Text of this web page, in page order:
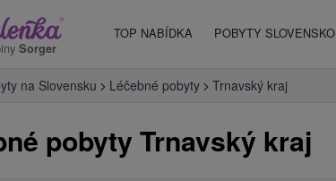
Sorger
TOP NABÍDKA POBYTY SLOVENSKO
na Slovensku Léčebné pobyty Trnavský kraj
pobyty Trnavský kraj